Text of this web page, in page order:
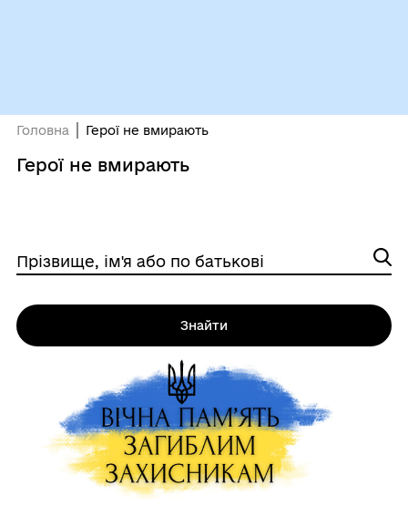
Головна Герої не вмирають
Герої не вмирають
Прізвище, ім'я або по батькові
Знайти